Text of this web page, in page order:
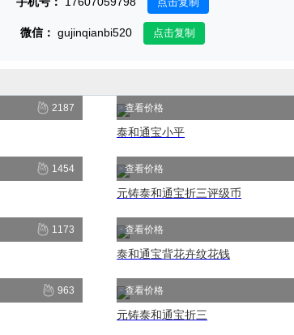
微信： gujinqianbi520 点击复制
2187 查看价格
泰和通宝小平
1454 查看价格
元铸泰和通宝折三评级币
1173 查看价格
泰和通宝背花卉纹花钱
963 查看价格
元铸泰和通宝折三